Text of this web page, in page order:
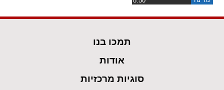
תמכו בנו
אודות
סוגיות מרכזיות